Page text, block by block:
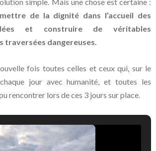
de la dignité dans l’accueil des
et construire de véritables
traversées dangereuses.
fois toutes celles et ceux qui, sur le
jour avec humanité, et toutes les
rencontrer lors de ces 3 jours sur place.